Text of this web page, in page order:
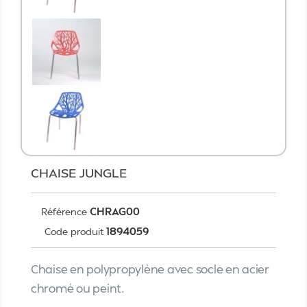
CHAISE JUNGLE
Référence CHRAG00
Code produit 1894059
Chaise en polypropylène avec socle en acier
chromé ou peint.